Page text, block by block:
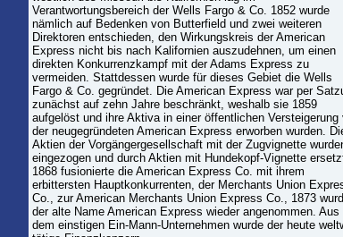
Verantwortungsbereich der Wells Fargo & Co. 1852 wurde
nämlich auf Bedenken von Butterfield und zwei weiteren
Direktoren entschieden, den Wirkungskreis der American
Express nicht bis nach Kalifornien auszudehnen, um einen
direkten Konkurrenzkampf mit der Adams Express zu
vermeiden. Stattdessen wurde für dieses Gebiet die Wells
Fargo & Co. gegründet. Die American Express war per
zunächst auf zehn Jahre beschränkt, weshalb sie 1859
aufgelöst und ihre Aktiva in einer öffentlichen Versteigerung
der neugegründeten American Express erworben wurden.
Aktien der Vorgängergesellschaft mit der Zugvignette
eingezogen und durch Aktien mit Hundekopf-Vignette
1868 fusionierte die American Express Co. mit ihrem
erbittersten Hauptkonkurrenten, der Merchants Union
Co., zur American Merchants Union Express Co., 1873
der alte Name American Express wieder angenommen. Aus
dem einstigen Ein-Mann-Unternehmen wurde der heute